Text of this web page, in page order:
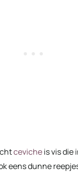
cevicheis vis die
eens dunne